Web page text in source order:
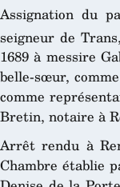
Assignation du
seigneur de
1689 à messire
belle-sœur,
comme
Bretin, notaire à
Arrêt rendu à
Chambre établie